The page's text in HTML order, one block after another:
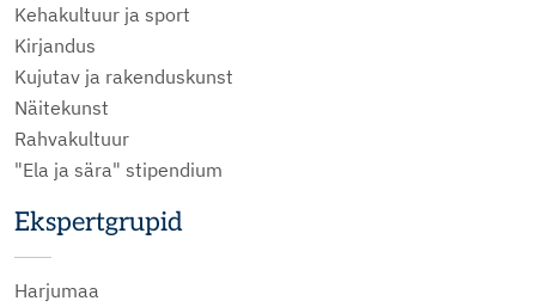
Kehakultuur ja sport
Kirjandus
Kujutav ja rakenduskunst
Näitekunst
Rahvakultuur
"Ela ja sära" stipendium
Ekspertgrupid
Harjumaa